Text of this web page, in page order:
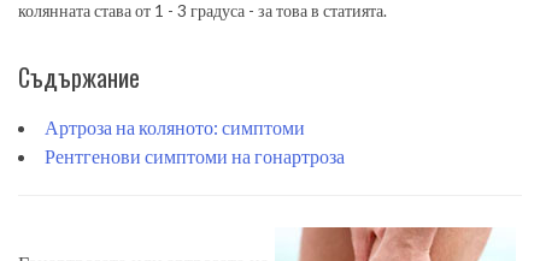
колянната става от 1 - 3 градуса - за това в статията.
Съдържание
Артроза на коляното: симптоми
Рентгенови симптоми на гонартроза